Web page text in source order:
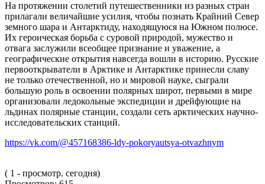
На протяжении столетий путешественники из разных стран
прилагали величайшие усилия, чтобы познать Крайний Север
земного шара и Антарктиду, находящуюся на Южном полюсе.
Их героическая борьба с суровой природой, мужество и
отвага заслужили всеобщее признание и уважение, а
географические открытия навсегда вошли в историю. Русские
первооткрыватели в Арктике и Антарктике принесли славу
не только отечественной, но и мировой науке, сыграли
большую роль в освоении полярных широт, первыми в мире
организовали ледокольные экспедиции и дрейфующие на
льдинах полярные станции, создали сеть арктических научно-
исследовательских станций.
https://vk.com/@457168386-ldy-pokoryautsya-otvazhnym
( 1 - просмотр. сегодня)